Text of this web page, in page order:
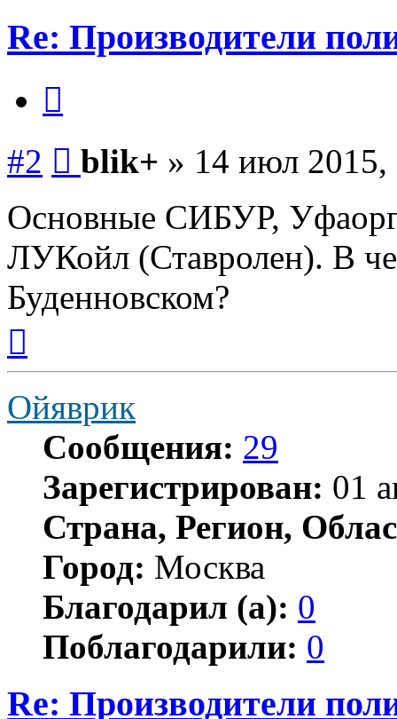
Re: Производители
#2 blik+ » 14 июл 2015,
Основные СИБУР,
ЛУКойл (Ставролен). В
Буденновском?
началу
Ойяврик
Сообщения: 29
Зарегистрирован: 01
Страна, Регион,
Город: Москва
Благодарил (а): 0
Поблагодарили: 0
Re: Производители